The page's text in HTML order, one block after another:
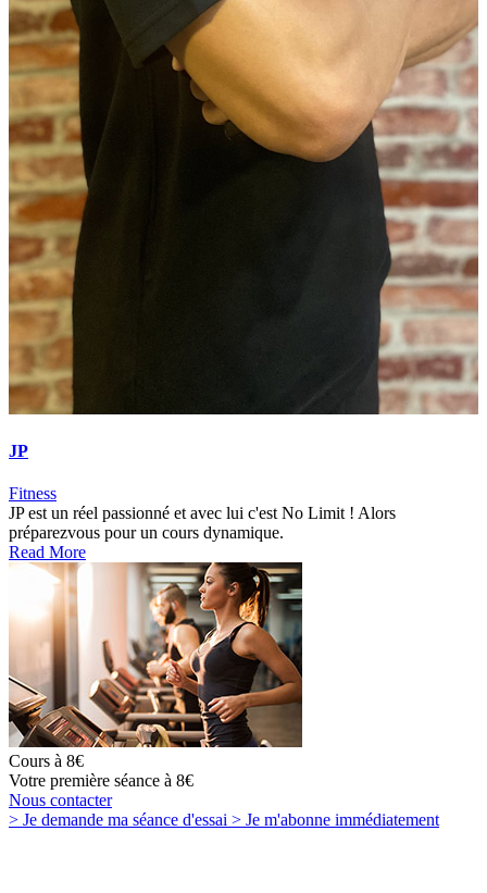
JP
Fitness
JP est un réel passionné et avec lui c'est No Limit ! Alors
préparezvous pour un cours dynamique.
Read More
Cours à 8€
Votre première séance à 8€
Nous contacter
> Je demande ma séance d'essai > Je m'abonne immédiatement